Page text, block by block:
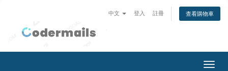
中文 登入 註冊 查看購物車
切換